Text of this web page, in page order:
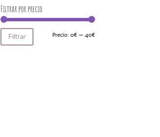
Filtrar por precio
Precio
Precio
Filtrar Precio: 0€— 40€